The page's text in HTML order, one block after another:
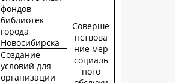
Соверше
нствова
ние мер
социаль
ного
фондов
библиотек
города
Новосибирска
Создание
условий для
организации